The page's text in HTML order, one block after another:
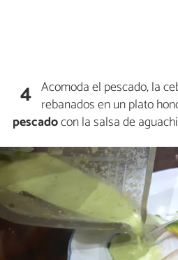
4 Acomoda el pescado, la
rebanados en un plato
pescadocon la salsa de